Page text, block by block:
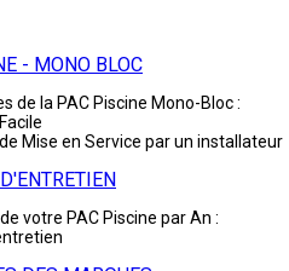
- MONO BLOC
de la PAC Piscine Mono-Bloc :
Mise en Service par un installateur
votre PAC Piscine par An :